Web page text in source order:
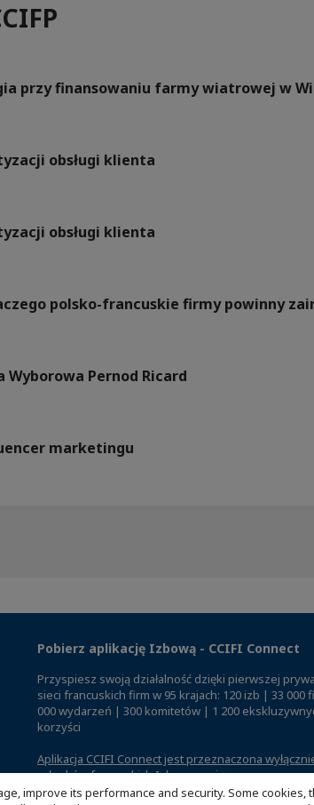
improve its performance and security. Some
przy finansowaniu farmy wiatrowej w
obsługi klienta
obsługi klienta
polsko-francuskie firmy powinny
Pernod Ricard
marketingu
Pobierz aplikację Izbową - CCIFI Connect
Przyspiesz swoją działalność dzięki pierwszej
sieci francuskich firm w 95 krajach: 120 izb | 33 000
000 wydarzeń | 300 komitetów | 1 200
korzyści
Aplikacja CCIFI Connect jest przeznaczona
członków francuskich Izb za granicą.